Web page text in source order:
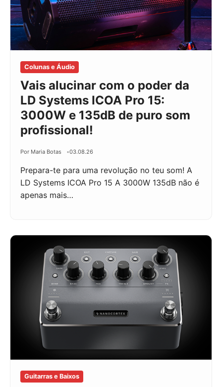
Colunas e Áudio
Vais alucinar com o poder da
LD Systems ICOA Pro 15:
3000W e 135dB de puro som
profissional!
Por Maria Botas 03.08.26
Prepara-te para uma revolução no teu som! A
LD Systems ICOA Pro 15 A 3000W 135dB não é
apenas mais…
Guitarras e Baixos